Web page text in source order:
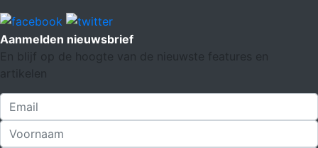
Aanmelden nieuwsbrief
En blijf op de hoogte van de nieuwste features en
artikelen